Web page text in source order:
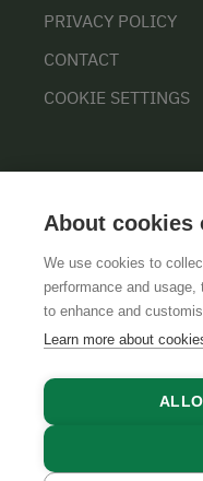
PRIVACY POLICY
CONTACT
COOKIE SETTINGS
GTCSLEGAL
About cookies
We use cookies to
performance and
to enhance and
Learn more about